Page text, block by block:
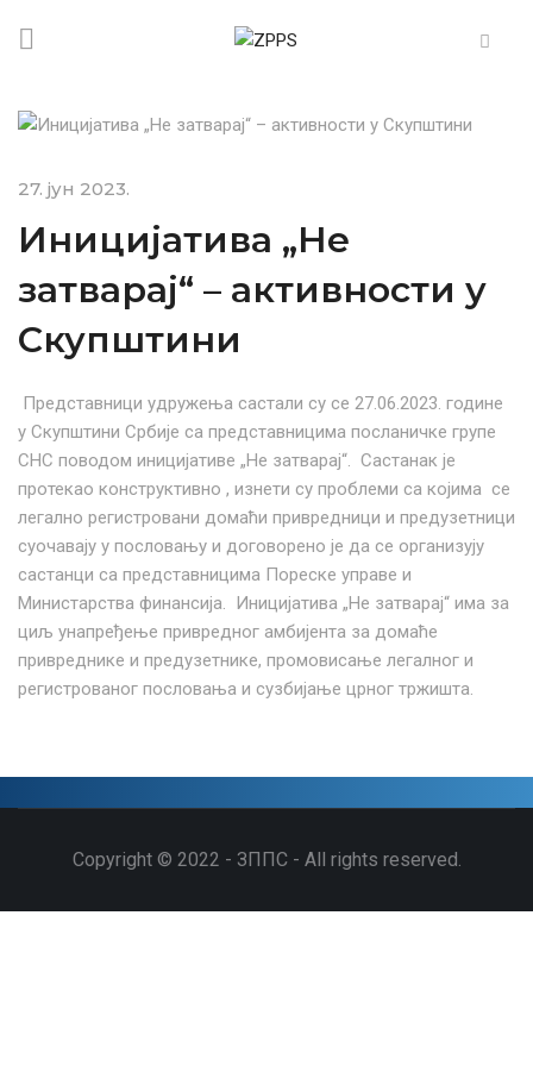
27. јун 2023.
Иницијатива „Не
затварај“ – активности у
Скупштини
Представници удружења састали су се 27.06.2023. године
у Скупштини Србије са представницима посланичке групе
СНС поводом иницијативе „Не затварај“. Састанак је
протекао конструктивно , изнети су проблеми са којима се
легално регистровани домаћи привредници и предузетници
суочавају у пословању и договорено је да се организују
састанци са представницима Пореске управе и
Министарства финансија. Иницијатива „Не затварај“ има за
циљ унапређење привредног амбијента за домаће
привреднике и предузетнике, промовисање легалног и
регистрованог пословања и сузбијање црног тржишта.
Copyright © 2022 - ЗППС - All rights reserved.